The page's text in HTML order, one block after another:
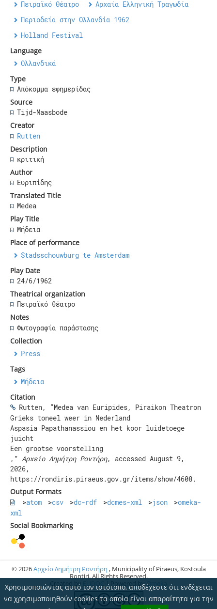
Χρησιμοποιώντας αυτό τον ιστότοπο, αποδέχεστε ότι ενδέχεται
να χρησιμοποιηθούν cookies τα οποία είναι απαραίτητα για την
Πειραϊκό Θέατρο
Αρχαία Ελληνική Τραγωδία
Περιοδεία στην Ολλανδία 1962
Holland Festival
Language
Ολλανδικά
Type
Απόκομμα εφημερίδας
Source
Tijd-Maasbode
Creator
Rutten
Description
κριτική
Author
Ευριπίδης
Translated Title
Medea
Play Title
Μήδεια
Place of performance
Stadsschouwburg te Amsterdam
Play Date
24/6/1962
Theatrical organization
Πειραϊκό θέατρο
Notes
Φωτογραφία παράστασης
Collection
Press
Tags
Μήδεια
Citation
Rutten, “Medea van Euripides, Piraikon Theatron
Grieks toneel weer in Nederland
Aspasia Papathanassiou en het koor luidetoege
juicht
Een grootse voorstelling
,” Αρχείο Δημήτρη Ροντήρη, accessed August 9,
2026,
https://rondiris.piraeus.gov.gr/items/show/4608.
Output Formats
atom
csv dc-rdf dcmes-xml json
omeka-
xml
Social Bookmarking
© 2026Αρχείο Δημήτρη Ροντήρη , Municipality of Piraeus, Kostoula
Rontiri. All Rights Reserved.
Created by
| Powered by Omeka